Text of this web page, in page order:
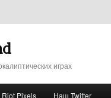
играх
Riot Pixels Наш Twitter